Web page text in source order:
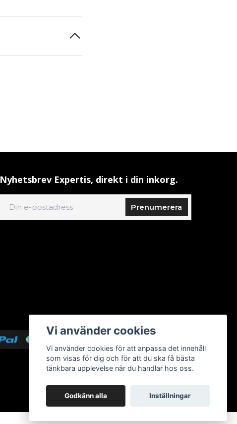
Nyhetsbrev Expertis, direkt i din inkorg.
Prenumerera
Vi använder cookies
Vi använder cookies för att anpassa det innehåll
som visas för dig och för att du ska få bästa
tänkbara upplevelse när du handlar hos oss.
Godkänn alla Inställningar